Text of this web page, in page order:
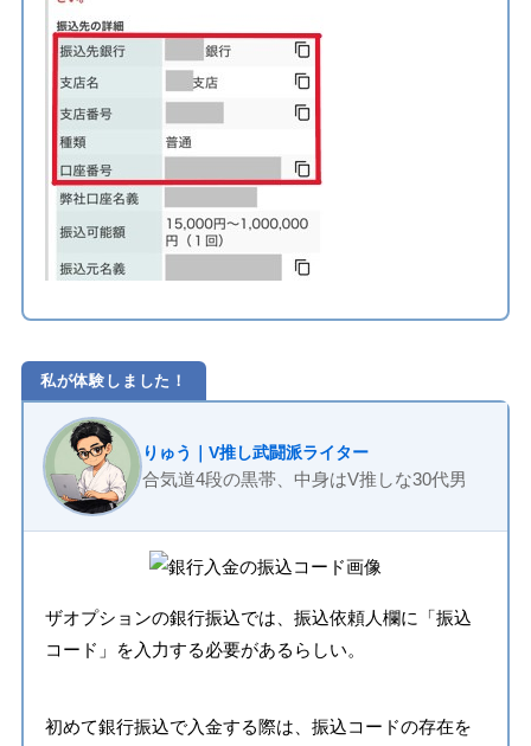
私が体験しました！
りゅう｜V推し武闘派ライター
合気道4段の黒帯、中身はV推しな30代男
ザオプションの銀行振込では、振込依頼人欄に「振込
コード」を入力する必要があるらしい。
初めて銀行振込で入金する際は、振込コードの存在を